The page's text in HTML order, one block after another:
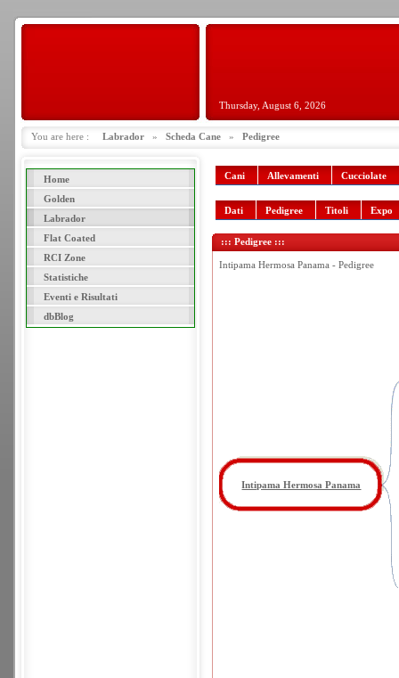
Thursday, August 6, 2026
You are here : Labrador » Scheda Cane » Pedigree
Home
Golden
Labrador
Flat Coated
RCI Zone
Statistiche
Eventi e Risultati
dbBlog
Cani Allevamenti Cucciolate
Dati Pedigree Titoli Expo
::: Pedigree :::
Intipama Hermosa Panama - Pedigree
Intipama Hermosa Panama